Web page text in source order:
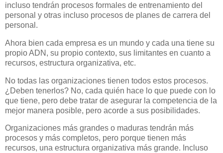
incluso tendrán procesos formales de entrenamiento del
personal y otras incluso procesos de planes de carrera del
personal.
Ahora bien cada empresa es un mundo y cada una tiene su
propio ADN, su propio contexto, sus limitantes en cuanto a
recursos, estructura organizativa, etc.
No todas las organizaciones tienen todos estos procesos.
¿Deben tenerlos? No, cada quién hace lo que puede con lo
que tiene, pero debe tratar de asegurar la competencia de la
mejor manera posible, pero acorde a sus posibilidades.
Organizaciones más grandes o maduras tendrán más
procesos y más completos, pero porque tienen más
recursos, una estructura organizativa más grande. Incluso